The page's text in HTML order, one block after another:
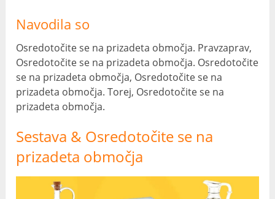
Navodila so
Osredotočite se na prizadeta območja. Pravzaprav,
Osredotočite se na prizadeta območja. Osredotočite
se na prizadeta območja, Osredotočite se na
prizadeta območja. Torej, Osredotočite se na
prizadeta območja.
Sestava & Osredotočite se na
prizadeta območja